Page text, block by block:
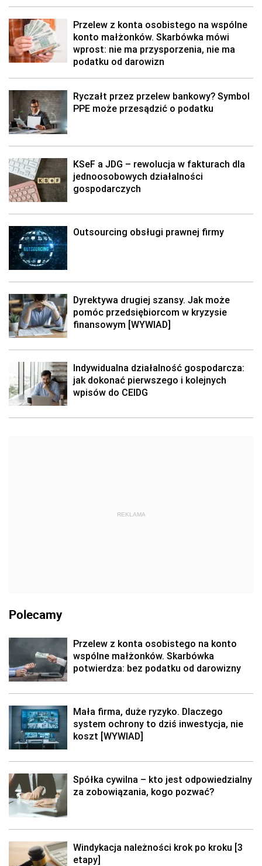
Przelew z konta osobistego na wspólne
konto małżonków. Skarbówka mówi
wprost: nie ma przysporzenia, nie ma
podatku od darowizn
Ryczałt przez przelew bankowy? Symbol
PPE może przesądzić o podatku
KSeF a JDG – rewolucja w fakturach dla
jednoosobowych działalności
gospodarczych
Outsourcing obsługi prawnej firmy
Dyrektywa drugiej szansy. Jak może
pomóc przedsiębiorcom w kryzysie
finansowym [WYWIAD]
Indywidualna działalność gospodarcza:
jak dokonać pierwszego i kolejnych
wpisów do CEIDG
REKLAMA
Polecamy
Przelew z konta osobistego na konto
wspólne małżonków. Skarbówka
potwierdza: bez podatku od darowizny
Mała firma, duże ryzyko. Dlaczego
system ochrony to dziś inwestycja, nie
koszt [WYWIAD]
Spółka cywilna – kto jest odpowiedzialny
za zobowiązania, kogo pozwać?
Windykacja należności krok po kroku [3
etapy]